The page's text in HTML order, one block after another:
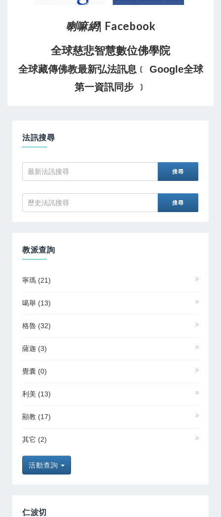
喇嘛網| Facebook
全球慈悲智慧數位佛學院
全球藏傳佛教最新弘法訊息﹝ Google全球
第一資訊同步 ﹞
法訊搜尋
教派查詢
寧瑪 (21)
噶舉 (13)
格魯 (32)
薩迦 (3)
覺囊 (0)
利美 (13)
顯教 (17)
其它 (2)
活動查詢
仁波切